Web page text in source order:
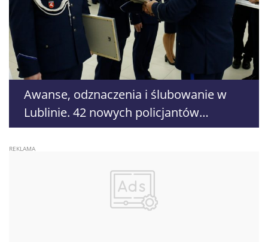
Awanse, odznaczenia i ślubowanie w
Lublinie. 42 nowych policjantów
rozpoczyna służbę